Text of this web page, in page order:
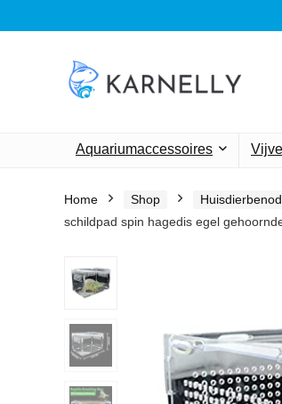
Aquariumaccessoires
Home Shop
schildpad spin hagedis egel